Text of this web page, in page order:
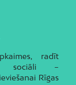
radīt
sociāli –
Rīgas